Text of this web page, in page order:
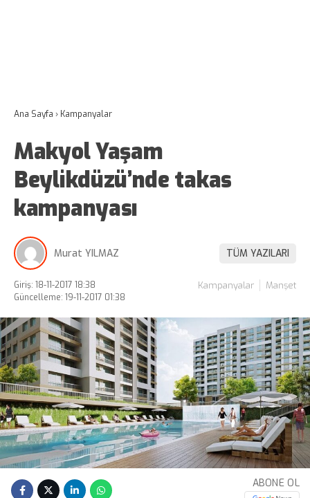
Ana Sayfa › Kampanyalar
Makyol Yaşam
Beylikdüzü’nde takas
kampanyası
Murat YILMAZ TÜM YAZILARI
Giriş: 18-11-2017 18:38
Güncelleme: 19-11-2017 01:38
Kampanyalar Manşet
ABONE OL